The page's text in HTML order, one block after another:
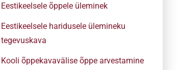
Eestikeelsele õppele üleminek
Eestikeelsele haridusele ülemineku
tegevuskava
Kooli õppekavavälise õppe arvestamine